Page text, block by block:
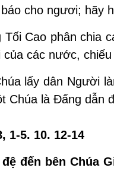
cho ngươi; hãy
Cao phân chia
các nước,
lấy dân Người
Chúa là Ðấng dẫn
1-5. 10. 12-14
đến bên Chúa